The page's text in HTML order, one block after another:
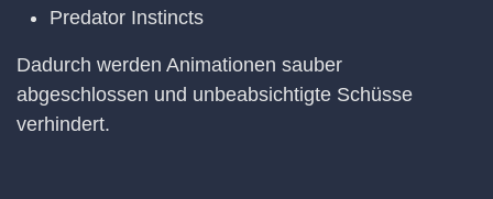
Predator Instincts
Dadurch werden Animationen sauber
abgeschlossen und unbeabsichtigte Schüsse
verhindert.